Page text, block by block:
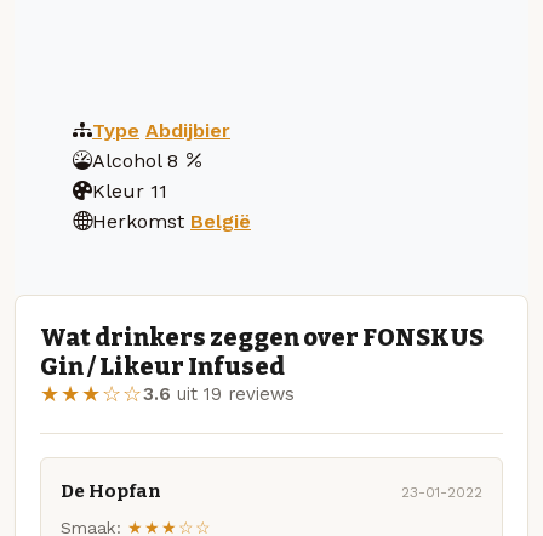
Type Abdijbier
Alcohol 8
Kleur 11
Herkomst België
Wat drinkers zeggen over FONSKUS
Gin / Likeur Infused
★★★☆☆3.6 uit 19 reviews
De Hopfan 23-01-2022
Smaak: ★★★☆☆